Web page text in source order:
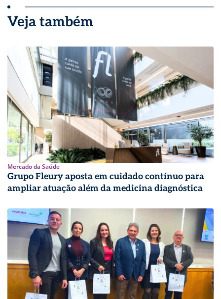
Veja também
Mercado da Saúde
Grupo Fleury aposta em cuidado contínuo para
ampliar atuação além da medicina diagnóstica